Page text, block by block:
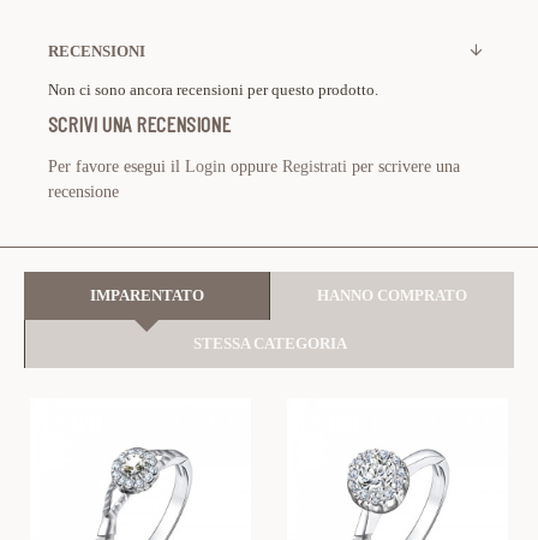
RECENSIONI
Non ci sono ancora recensioni per questo prodotto.
SCRIVI UNA RECENSIONE
Per favore esegui il Login oppure Registrati per scrivere una
recensione
IMPARENTATO HANNO COMPRATO
STESSA CATEGORIA